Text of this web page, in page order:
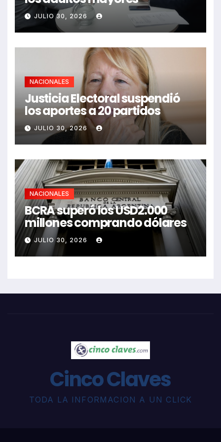
JULIO 30, 2026
NACIONALES
Justicia Electoral suspendió
los aportes a 20 partidos
JULIO 30, 2026
NACIONALES
BCRA superó los USD2.000
millones comprando dólares
JULIO 30, 2026
Cinco Claves
TODA LA INFORMACION A UN CLICK